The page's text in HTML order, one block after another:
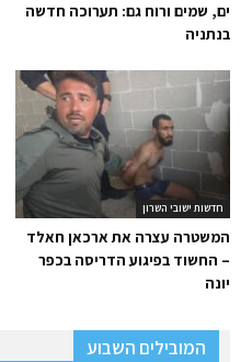
ים, שמים ורוח גם: תערוכה חדשה
בנתניה
חדשות ישובי השרון
המשטרה עצרה את ארכאן חאלד
– החשוד בפיגוע הדריסה בכפר
יונה
המובילים השבוע